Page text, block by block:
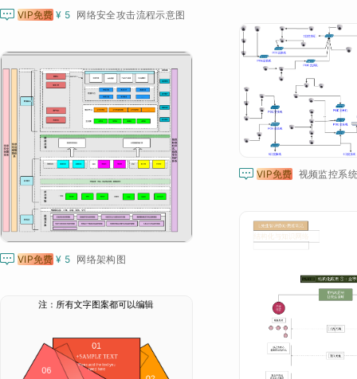
 VIP免费 ¥ 5 网络安全攻击流程示意图
 VIP免费 视频监控系
 VIP免费 ¥ 5 网络架构图